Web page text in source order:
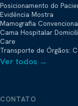
Posicionamento do
Evidência Mostra
Mamografia
Cama Hospitalar
Care
Transporte de Órgãos:
Ver todos →
CONTATO